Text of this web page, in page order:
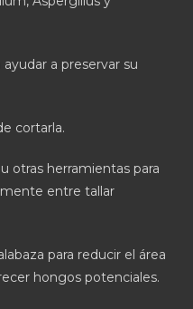
a preservar su
cortarla.
otras herramientas para
entre tallar
para reducir el área
hongos potenciales.